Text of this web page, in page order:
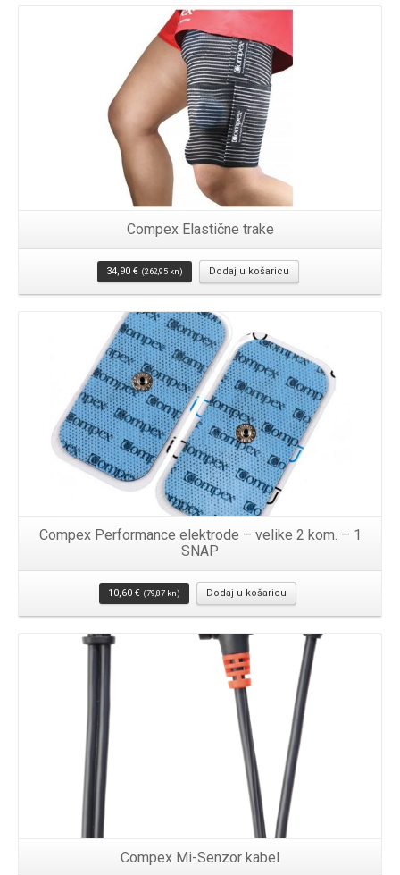
Compex Elastične trake
34,90 € (262,95 kn) Dodaj u košaricu
Compex Performance elektrode – velike 2 kom. – 1
SNAP
10,60 € (79,87 kn) Dodaj u košaricu
Compex Mi-Senzor kabel